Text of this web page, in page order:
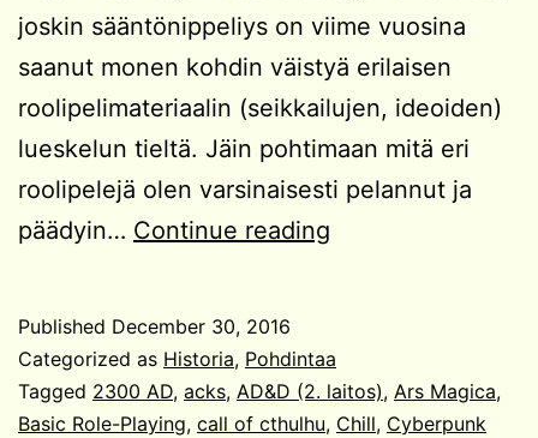
joskin sääntönippeliys on viime vuosina
saanut monen kohdin väistyä erilaisen
roolipelimateriaalin (seikkailujen, ideoiden)
lueskelun tieltä. Jäin pohtimaan mitä eri
roolipelejä olen varsinaisesti pelannut ja
päädyin… Continue reading
pelannut?
Published December 30, 2016
Categorized as Historia, Pohdintaa
Tagged 2300 AD, acks, AD&D (2. laitos), Ars Magica,
Basic Role-Playing, call of cthulhu, Chill, Cyberpunk